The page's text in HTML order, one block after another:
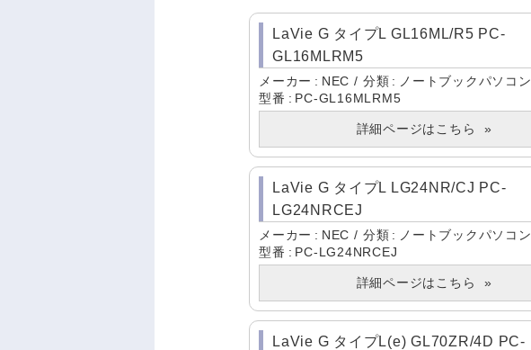
LaVie G タイプL GL16ML/R5 PC-
GL16MLRM5
メーカー NEC 分類
ノートブックパソコン
型番
PC-GL16MLRM5
詳細ページはこちら
LaVie G タイプL LG24NR/CJ PC-
LG24NRCEJ
メーカー NEC 分類
ノートブックパソコン
型番
PC-LG24NRCEJ
詳細ページはこちら
LaVie G タイプL(e) GL70ZR/4D PC-